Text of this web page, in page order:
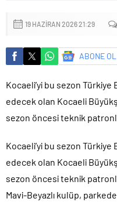
19 HAZIRAN 2026 21:29
ABONE OL
Kocaeli’yi bu sezon
edecek olan Kocaeli
sezon öncesi teknik
Kocaeli’yi bu sezon
edecek olan Kocaeli
sezon öncesi teknik
Mavi-Beyazlı kulüp,